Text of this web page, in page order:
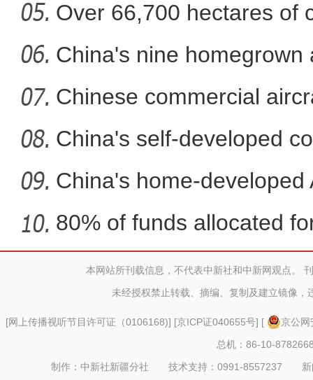
阿克苏各地植树添新绿
新疆清水河伯斯阿木水
Over 66,700 hectares of
mech
China's nine homegrown
in
Chinese commercial
fli
China's self-developed
co
China's home-
80% of funds allocated
本网站所刊载信息，不代表中新社和中新网观点。
未经授权禁止转载、摘编、复制及建立镜像，
[网上传播视听节目许可证（0106168)] [京ICP证040655号] [
京公
总机：86-10-
制作：中新社新疆分社 技术支持：0991-8557237